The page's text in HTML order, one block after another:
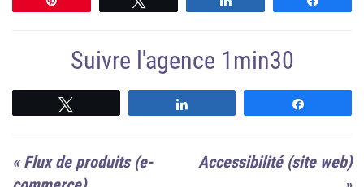
Suivre l'agence 1min30
« Flux de produits (e-
Accessibilité (site web)